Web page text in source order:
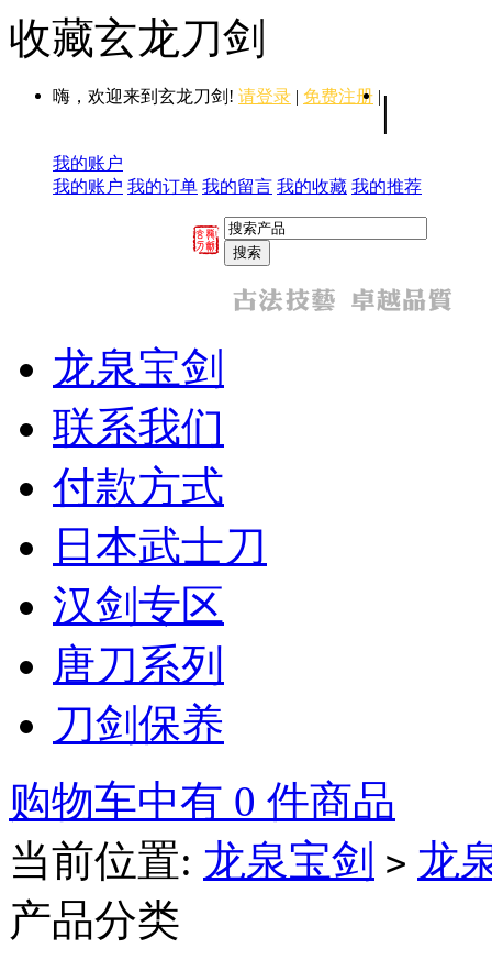
收藏玄龙刀剑
嗨，欢迎来到玄龙刀剑! 请登录 | 免费注册 | |
我的账户
我的账户 我的订单 我的留言 我的收藏 我的推荐
龙泉宝剑
联系我们
付款方式
日本武士刀
汉剑专区
唐刀系列
刀剑保养
购物车中有 0 件商品
当前位置: 龙泉宝剑 > 龙
产品分类